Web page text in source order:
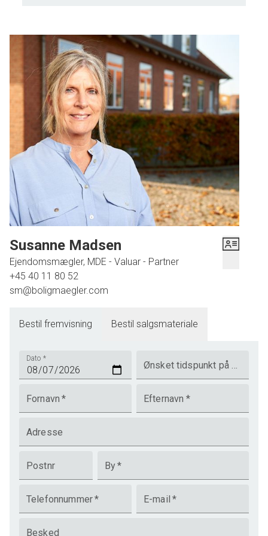
Susanne Madsen
Ejendomsmægler, MDE - Valuar - Partner
+45 40 11 80 52
sm@boligmaegler.com
Bestil fremvisning Bestil salgsmateriale
Dato *
Ønsket tidspunkt på dagen
Fornavn * Efternavn *
Adresse
Postnr By*
Telefonnummer* E-mail *
Besked